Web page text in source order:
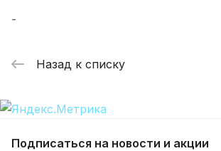
-
Назад к списку
Подписаться на новости и акции